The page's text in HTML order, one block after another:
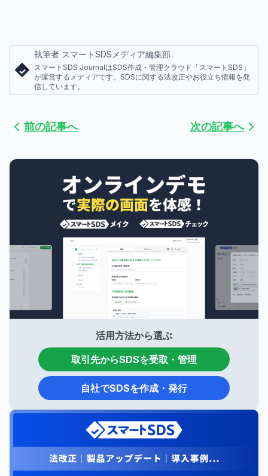
執筆者 スマートSDSメディア編集部
スマートSDS JournalはSDS作成・管理クラウド「スマートSDS」
が運営するメディアです。SDSに関する法改正やお役立ち情報を発
信しています。
前の記事へ 次の記事へ
活用方法から選ぶ
取引先からSDSを受取・管理
自社でSDSを作成・発行